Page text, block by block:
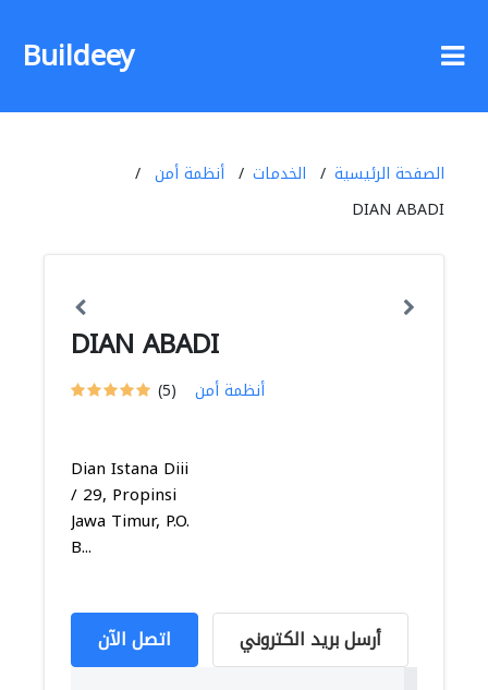
Buildeey
الصفحة الرئيسية الخدمات
أنظمة أمن
DIAN ABADI
DIAN ABADI
(5) أنظمة أمن
Dian Istana Diii
/ 29, Propinsi
Jawa Timur, P.O.
B...
اتصل الآن أرسل بريد الكتروني